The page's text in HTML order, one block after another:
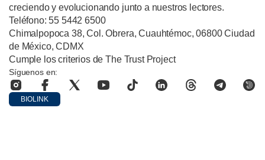
creciendo y evolucionando junto a nuestros lectores.
Teléfono: 55 5442 6500
Chimalpopoca 38, Col. Obrera, Cuauhtémoc, 06800 Ciudad
de México, CDMX
Cumple los criterios de The Trust Project
Síguenos en:
BIOLINK